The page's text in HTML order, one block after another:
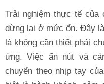
Trải nghiệm thực tế của
dừng lại ở mức ổn. Đây
là không cần thiết phải
ứng. Việc ấn nút và
chuyển theo nhịp tay